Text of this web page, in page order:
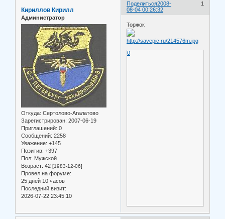
Поделиться 1
2008-
08-04 00:26:32
Кириллов Кирилл
Администратор
Откуда: Сертолово-Агалатово
Зарегистрирован: 2007-06-19
Приглашений: 0
Сообщений: 2258
Уважение: +145
Позитив: +397
Пол: Мужской
Возраст: 42 [1983-12-06]
Провел на форуме:
25 дней 10 часов
Последний визит:
2026-07-22 23:45:10
Торжок
0